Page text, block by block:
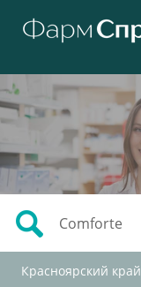
Красноярский край